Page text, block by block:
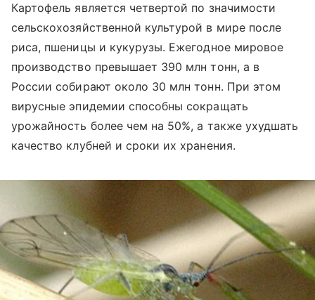
Картофель является четвертой по значимости
сельскохозяйственной культурой в мире после
риса, пшеницы и кукурузы. Ежегодное мировое
производство превышает 390 млн тонн, а в
России собирают около 30 млн тонн. При этом
вирусные эпидемии способны сокращать
урожайность более чем на 50%, а также ухудшать
качество клубней и сроки их хранения.